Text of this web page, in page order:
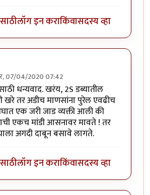
लॉग इन कराकिंवासदस्य व्हा
07/04/2020 07:42
धन्यवाद. खरंय, 2S डब्यातील
खरे तर अडीच माणसांना पुरेल एवढीच
एक जरी जाड व्यक्ती आली की
एकच मांडी आसनावर मावते ! तर
अगदी दाबून बसावे लागते.
लॉग इन कराकिंवासदस्य व्हा